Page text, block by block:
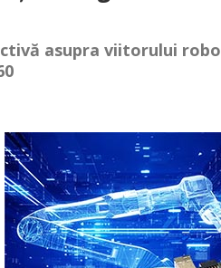
asupra viitorului